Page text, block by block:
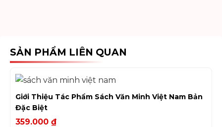
SẢN PHẨM LIÊN QUAN
Giới Thiệu Tác Phẩm Sách Văn Minh Việt Nam Bản
Đặc Biệt
359.000 ₫